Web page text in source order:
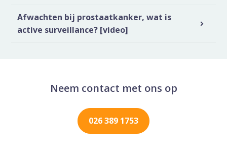
Afwachten bij prostaatkanker, wat is
active surveillance? [video]
Neem contact met ons op
026 389 1753